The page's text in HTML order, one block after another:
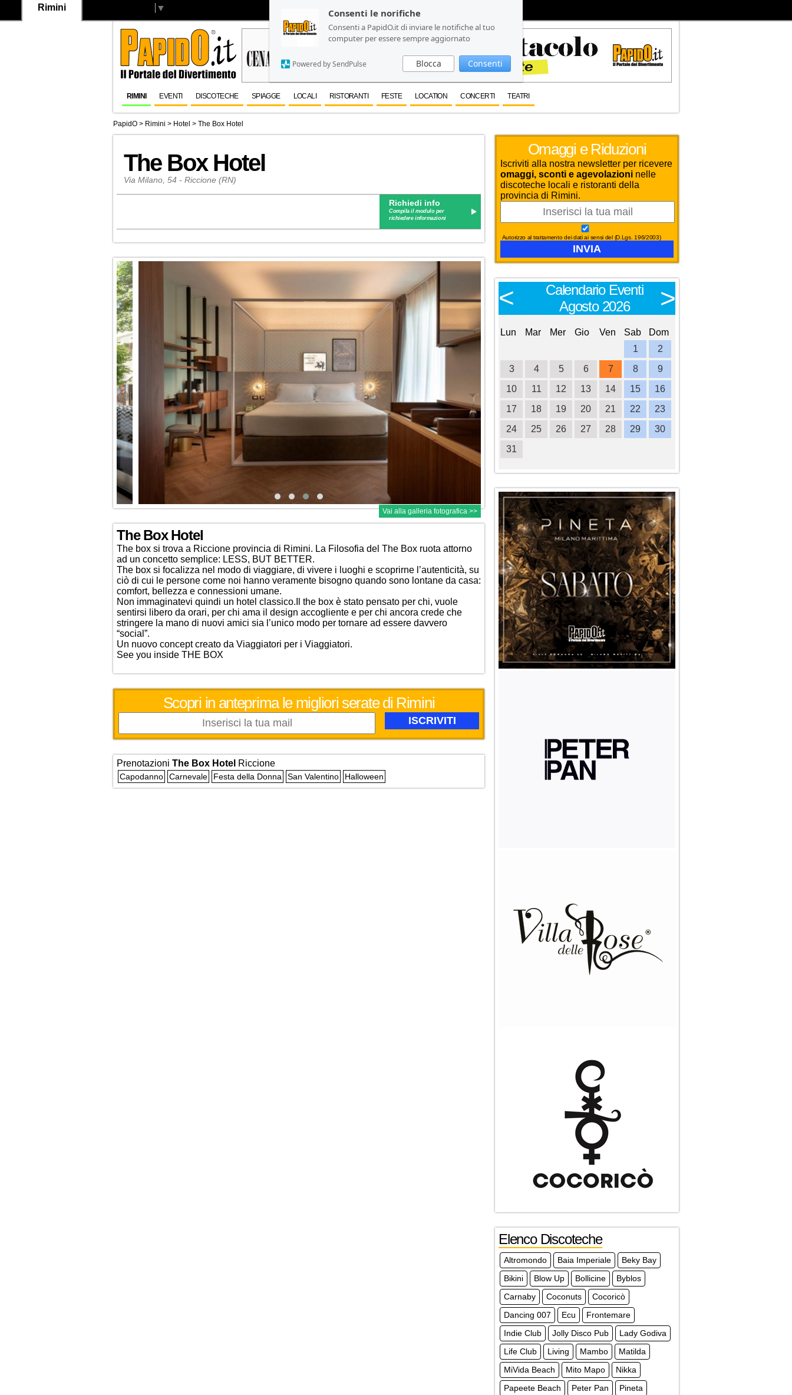
Consenti le norifiche
Consenti a PapidO.it di inviare le notifiche al tuo
computer per essere sempre aggiornato
Blocca Consenti
Powered by SendPulse
Consenti le norifiche
Consenti a PapidO.it di inviare le notifiche al tuo
computer per essere sempre aggiornato
Blocca Consenti
Powered by SendPulse
Rimini ▼
RIMINI EVENTI DISCOTECHE SPIAGGE LOCALI RISTORANTI FESTE LOCATION CONCERTI TEATRI
PapidO > Rimini > Hotel > The Box Hotel
The Box Hotel
Via Milano, 54 - Riccione (RN)
Richiedi info
Compila il modulo per
richiedere informazioni
Vai alla galleria fotografica >>
The Box Hotel
The box si trova a Riccione provincia di Rimini. La Filosofia del The Box ruota attorno
ad un concetto semplice: LESS, BUT BETTER.
The box si focalizza nel modo di viaggiare, di vivere i luoghi e scoprirne l’autenticità, su
ciò di cui le persone come noi hanno veramente bisogno quando sono lontane da casa:
comfort, bellezza e connessioni umane.
Non immaginatevi quindi un hotel classico. Il the box è stato pensato per chi, vuole
sentirsi libero da orari, per chi ama il design accogliente e per chi ancora crede che
stringere la mano di nuovi amici sia l’unico modo per tornare ad essere davvero
“social”.
Un nuovo concept creato da Viaggiatori per i Viaggiatori.
See you inside THE BOX
Scopri in anteprima le migliori serate di Rimini
Prenotazioni The Box Hotel Riccione
Capodanno Carnevale Festa della Donna San Valentino Halloween
Omaggi e Riduzioni
Iscriviti alla nostra newsletter per ricevere
omaggi, sconti e agevolazioni nelle
discoteche locali e ristoranti della
provincia di Rimini.
Autorizzo al trattamento dei dati ai sensi del (D.Lgs. 196/2003)
<
Calendario Eventi
Ottobre 2026
Lun Mar Sab
Dom
2 3
5
13 14
21 22 23 24
25
28 29 30
<
Calendario Eventi
Agosto 2026
>
Lun Mar Mer Gio Ven Sab
Dom
1
2
3
4 5 6 7 8
9
10
11 12 13 14 15
16
17
18 19 20 21 22
23
24
25 26 27 28 29
30
31
Elenco Discoteche
Altromondo Baia Imperiale
Beky Bay
Bikini
Blow Up Bollicine
Byblos
Carnaby
Coconuts
Cocoricò
Dancing 007
Ecu
Frontemare
Indie Club
Jolly Disco Pub
Lady Godiva
Life Club
Living Mambo
Matilda
MiVida Beach
Mito Mapo
Nikka
Papeete Beach
Peter Pan
Pineta